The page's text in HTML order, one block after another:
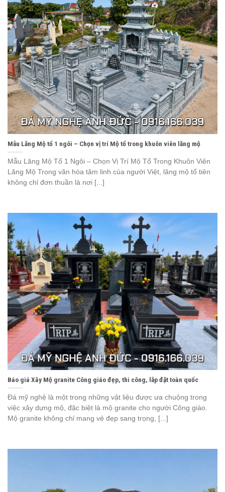
Mẫu Lăng Mộ tổ 1 ngôi – Chọn vị trí Mộ tổ trong khuôn viên lăng mộ
Mẫu Lăng Mộ Tổ 1 Ngôi – Chọn Vị Trí Mộ Tổ Trong Khuôn Viên
Lăng Mộ Trong văn hóa tâm linh của người Việt, lăng mộ tổ tiên
không chỉ đơn thuần là nơi [...]
Báo giá Xây Mộ granite Công giáo đẹp, thi công, lắp đặt toàn quốc
Đá mỹ nghệ là một trong những vật liệu được ưa chuộng trong
việc xây dựng mộ, đặc biệt là mộ granite cho người Công giáo.
Mộ granite không chỉ mang vẻ đẹp sang trọng, [...]